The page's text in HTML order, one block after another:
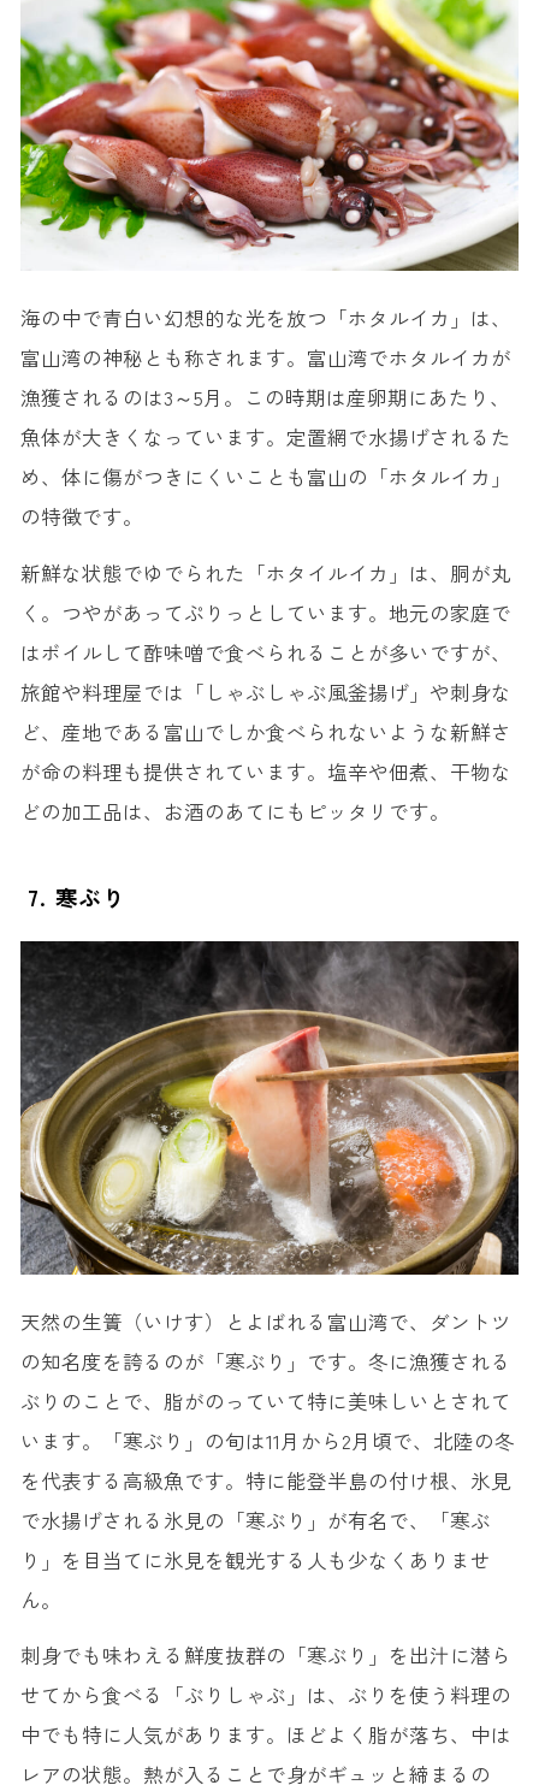
海の中で青白い幻想的な光を放つ「ホタルイカ」は、
富山湾の神秘とも称されます。富山湾でホタルイカが
漁獲されるのは3～5月。この時期は産卵期にあたり、
魚体が大きくなっています。定置網で水揚げされるた
め、体に傷がつきにくいことも富山の「ホタルイカ」
の特徴です。
新鮮な状態でゆでられた「ホタイルイカ」は、胴が丸
く。つやがあってぷりっとしています。地元の家庭で
はボイルして酢味噌で食べられることが多いですが、
旅館や料理屋では「しゃぶしゃぶ風釜揚げ」や刺身な
ど、産地である富山でしか食べられないような新鮮さ
が命の料理も提供されています。塩辛や佃煮、干物な
どの加工品は、お酒のあてにもピッタリです。
7. 寒ぶり
天然の生簀（いけす）とよばれる富山湾で、ダントツ
の知名度を誇るのが「寒ぶり」です。冬に漁獲される
ぶりのことで、脂がのっていて特に美味しいとされて
います。「寒ぶり」の旬は11月から2月頃で、北陸の冬
を代表する高級魚です。特に能登半島の付け根、氷見
で水揚げされる氷見の「寒ぶり」が有名で、「寒ぶ
り」を目当てに氷見を観光する人も少なくありませ
ん。
刺身でも味わえる鮮度抜群の「寒ぶり」を出汁に潜ら
せてから食べる「ぶりしゃぶ」は、ぶりを使う料理の
中でも特に人気があります。ほどよく脂が落ち、中は
レアの状態。熱が入ることで身がギュッと締まるの